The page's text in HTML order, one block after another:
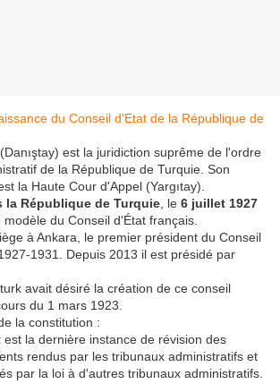
(Danıştay) est la juridiction suprême de l'ordre
de la République de Turquie. Son
la Haute Cour d'Appel (Yargıtay).
la République de Turquie , le 6 juillet 1927
du Conseil d'État français.
à Ankara, le premier président du Conseil
1931. Depuis 2013 il est présidé par
avait désiré la création de ce conseil
du 1 mars 1923.
la constitution :
est la dernière instance de révision des
rendus par les tribunaux administratifs et
par la loi à d'autres tribunaux administratifs.